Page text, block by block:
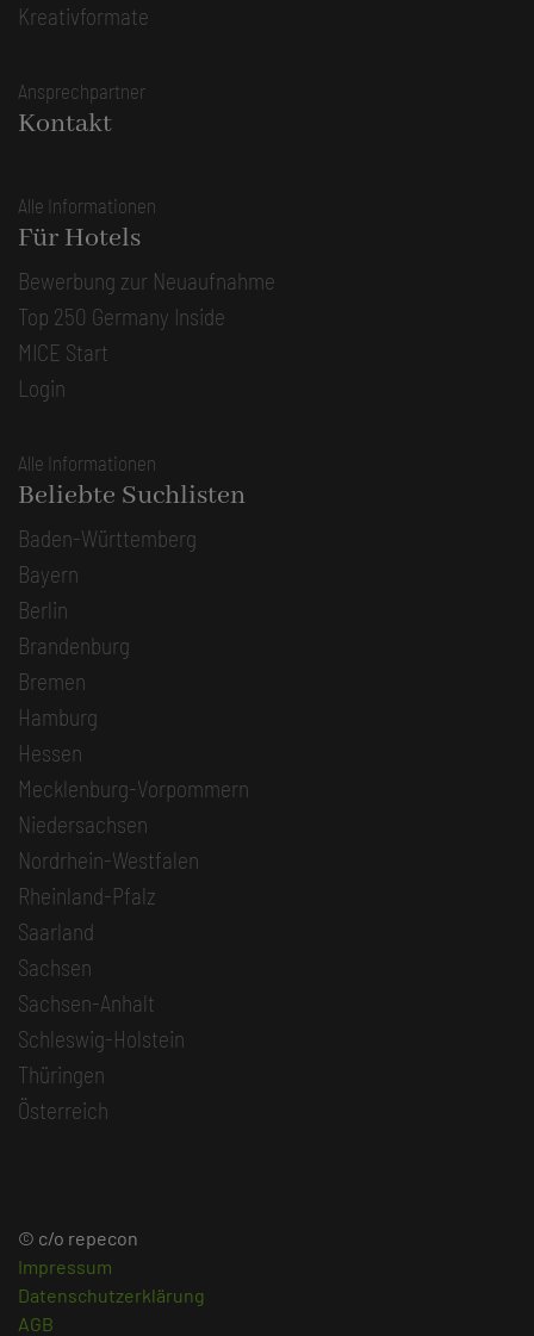
Kreativformate
Ansprechpartner
Kontakt
Alle Informationen
Für Hotels
Bewerbung zur Neuaufnahme
Top 250 Germany Inside
MICE Start
Login
Alle Informationen
Beliebte Suchlisten
Baden-Württemberg
Bayern
Berlin
Brandenburg
Bremen
Hamburg
Hessen
Mecklenburg-Vorpommern
Niedersachsen
Nordrhein-Westfalen
Rheinland-Pfalz
Saarland
Sachsen
Sachsen-Anhalt
Schleswig-Holstein
Thüringen
Österreich
© c/o repecon
Impressum
Datenschutzerklärung
AGB